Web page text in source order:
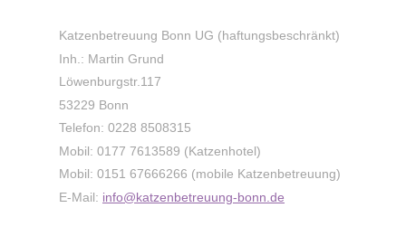
Katzenbetreuung Bonn UG (haftungsbeschränkt)
Inh.: Martin Grund
Löwenburgstr.117
53229 Bonn
Telefon: 0228 8508315
Mobil: 0177 7613589 (Katzenhotel)
Mobil: 0151 67666266 (mobile Katzenbetreuung)
E-Mail: info@katzenbetreuung-bonn.de